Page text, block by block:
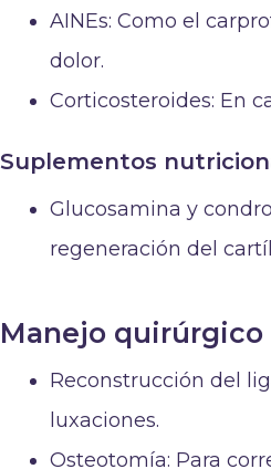
AINEs: Como el
dolor.
Corticosteroides: En
Suplementos
Glucosamina y
regeneración del
Manejo quirúrgico
Reconstrucción del
luxaciones.
Osteotomía: Para